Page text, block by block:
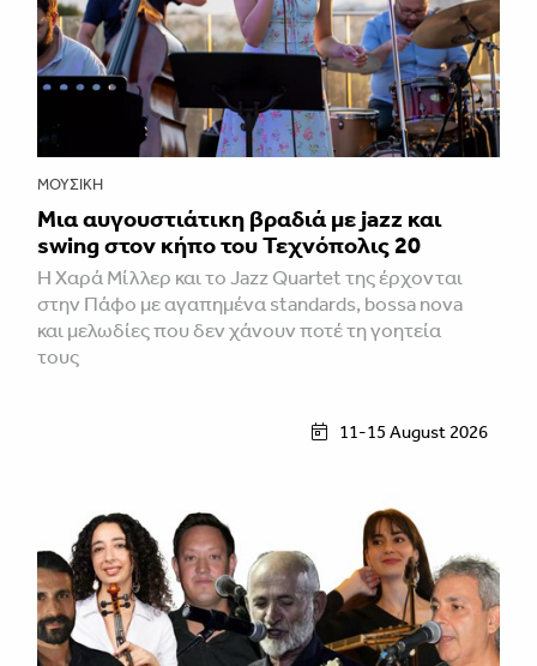
ΜΟΥΣΙΚΉ
Μια αυγουστιάτικη βραδιά με jazz και
swing στον κήπο του Τεχνόπολις 20
Η Χαρά Μίλλερ και το Jazz Quartet της έρχονται
στην Πάφο με αγαπημένα standards, bossa nova
και μελωδίες που δεν χάνουν ποτέ τη γοητεία
τους
11-15 August 2026